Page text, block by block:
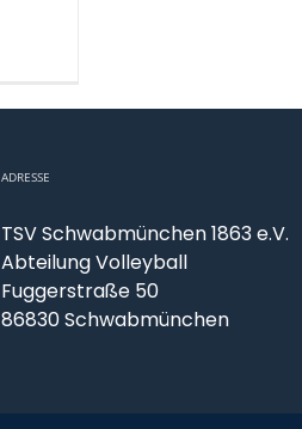
ADRESSE
TSV Schwabmünchen 1863 e.V.
Abteilung Volleyball
Fuggerstraße 50
86830 Schwabmünchen